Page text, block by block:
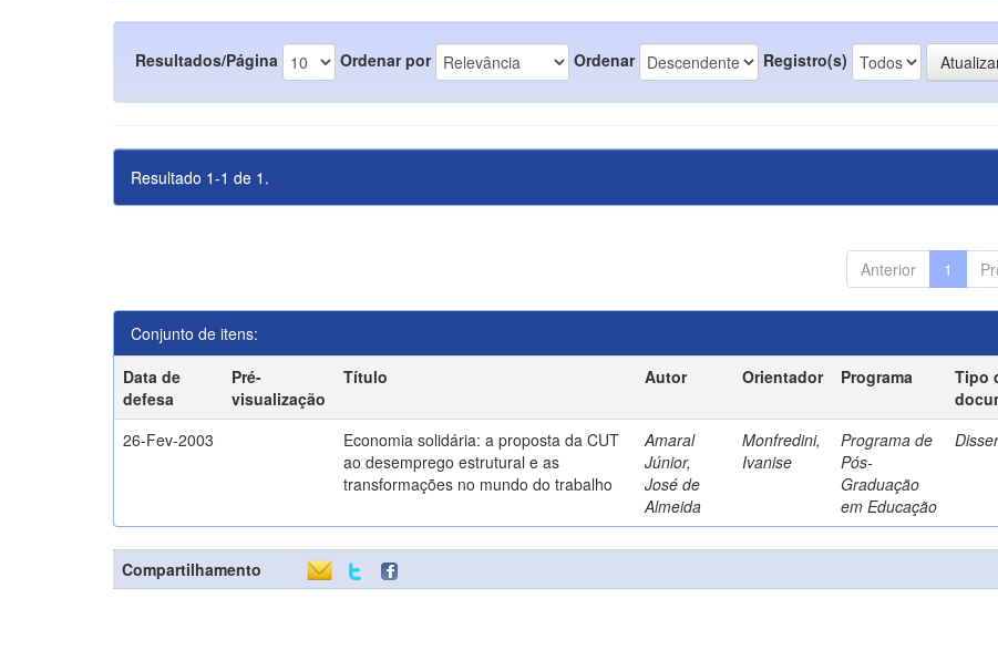
Resultados/Página Ordenar por Ordenar Registro(s)
Resultado 1-1 de 1.
Anterior 1
Conjunto de itens:
Data de
defesa
Pré-
visualização
Título Autor Orientador Programa
Tipo
26-Fev-2003
Economia solidária: a proposta da CUT
ao desemprego estrutural e as
transformações no mundo do trabalho
Amaral
Júnior,
José de
Almeida
Monfredini,
Ivanise
Programa de
Pós-
Graduação
em Educação
Compartilhamento